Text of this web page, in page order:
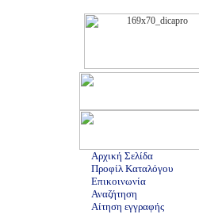
Αρχική Σελίδα
Προφίλ Καταλόγου
Επικοινωνία
Αναζήτηση
Αίτηση εγγραφής